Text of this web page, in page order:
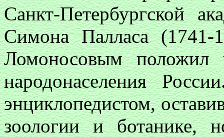
Санкт-Петербургской
Симона Палласа
Ломоносовым положил
народонаселения
энциклопедистом,
зоологии и ботанике,